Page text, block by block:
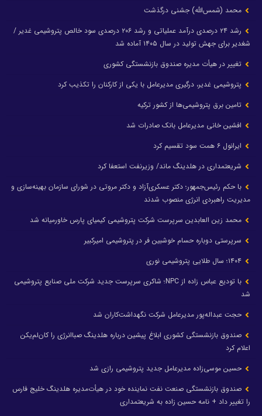
محمد (شمس‌الله) جشنی درگذشت
رشد ۲۴ درصدی درآمد عملیاتی و رشد ۲۰۶ درصدی سود خالص پتروشیمی غدیر /
شغدیر برای جهش تولید در سال ۱۴۰۵ آماده شد
تغییر در هیأت مدیره صندوق بازنشستگی کشوری
پتروشیمی غدیر، درگیری مدیرعامل با یکی از کارکنان را تکذیب کرد
تامین برق پتروشیمی‌ها از کشور ترکیه
افشین خانی مدیرعامل بانک صادرات شد
ایرانول ۶ همت سود تقسیم کرد
شریعتمداری در هلدینگ ماند/ وزیرنفت استعفا کرد
با حکم رئیس‌جمهور؛ دکتر عسکری‌آزاد و دکتر مروتی در شورای سازمان بهینه‌سازی و
مدیریت راهبردی انرژی منصوب شدند
محمد زین العابدین سرپرست شرکت پتروشیمی کیمیای پارس خاورمیانه شد
سرپرستی دوباره حسام خوشبین فر در پتروشیمی امیرکبیر
با تودیع عباس زاده از NPC؛ شاکری سرپرست جدید شرکت ملی صنایع پتروشیمی
شد
حجت عبداله‌پور مدیرعامل شرکت نگهداشت‌کاران شد
صندوق بازنشستگی کشوری ابلاغ پیشین درباره هلدینگ صباانرژی را کان‌لم‌یکن
اعلام کرد
حسین موسی‌زاده مدیرعامل جدید پتروشیمی رازی شد
صندوق بازنشستگی صنعت نفت نماینده خود در هیأت‌مدیره هلدینگ خلیج فارس
را تغییر داد + نامه حسین زاده به شریعتمداری